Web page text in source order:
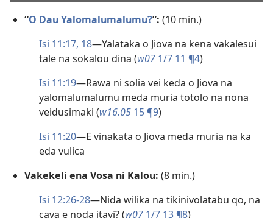
“O Dau Yalomalumalumu?”: (10 min.)
Isi 11:17, 18​—Yalataka o Jiova na kena vakalesui
tale na sokalou dina (w07 1/7 11 ¶4)
Isi 11:19​—Rawa ni solia vei keda o Jiova na
yalomalumalumu meda muria totolo na nona
veidusimaki (w16.05 15 ¶9)
Isi 11:20​—E vinakata o Jiova meda muria na ka
eda vulica
Vakekeli ena Vosa ni Kalou: (8 min.)
Isi 12:26-28​—Nida wilika na tikinivolatabu qo, na
cava e noda itavi? (w07 1/7 13 ¶8)